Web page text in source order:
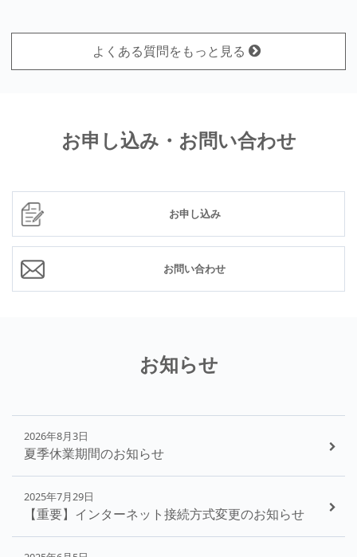
よくある質問をもっと見る
お申し込み・お問い合わせ
お申し込み
お問い合わせ
お知らせ
2026年8月3日
夏季休業期間のお知らせ
2025年7月29日
【重要】インターネット接続方式変更のお知らせ